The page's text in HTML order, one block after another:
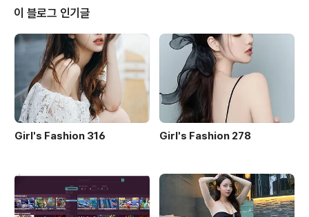
rom the Grunwald Bridge 흑백 부분 수상작 Audun
Rikardsen (노르웨이) Sharing Resources, Troms
ø, Norway 야생동물 부분 수상작 Audun..
이 블로그 인기글
Girl's Fashion 316 Girl's Fashion 278